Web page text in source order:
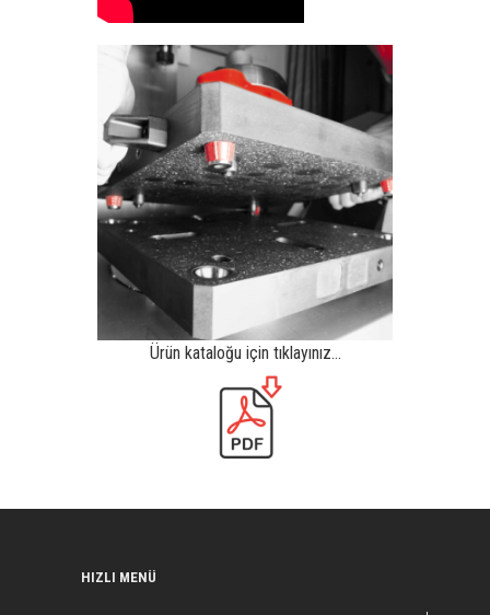
Ürün kataloğu için tıklayınız…
HIZLI MENÜ